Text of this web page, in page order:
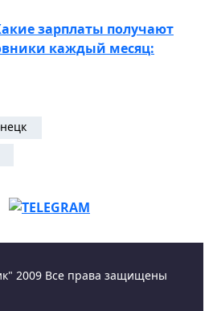
зарплаты получают
каждый месяц:
2009 Все права защищены